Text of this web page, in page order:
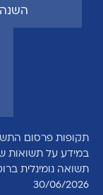
השנה
תקופות פרסום
במידע על תשואות
תשואה נומינלית
30/06/2026